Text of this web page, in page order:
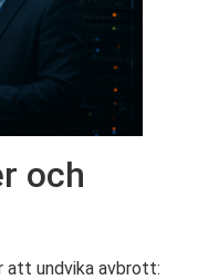
och
undvika avbrott: